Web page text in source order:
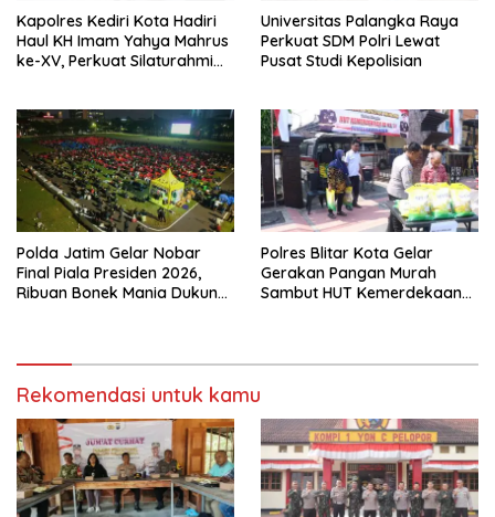
Kapolres Kediri Kota Hadiri
Haul KH Imam Yahya Mahrus
ke-XV, Perkuat Silaturahmi
Universitas Palangka Raya
Perkuat SDM Polri Lewat
Pusat Studi Kepolisian
Polda Jatim Gelar Nobar
Final Piala Presiden 2026,
Ribuan Bonek Mania Dukung
Polres Blitar Kota Gelar
Gerakan Pangan Murah
Sambut HUT Kemerdekaan
Rekomendasi untuk kamu